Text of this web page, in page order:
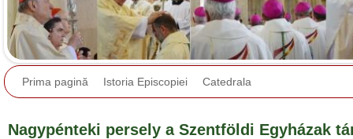
Prima pagină Istoria Episcopiei Catedrala
Nagypénteki persely a Szentföldi Egyházak